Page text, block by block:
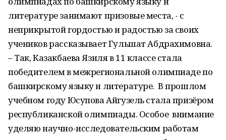
литературе занимают призовые места, - с
неприкрытой гордостью и радостью за своих
учеников рассказывает Гульшат Абдрахимовна.
– Так, Казакбаева Язиля в 11 классе стала
победителем в межрегиональной олимпиаде по
башкирскому языку и литературе. В прошлом
учебном году Юсупова Айгузель стала призёром
республиканской олимпиады. Особое внимание
уделяю научно-исследовательским работам